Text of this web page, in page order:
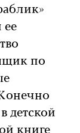
ее
по
детской
книге